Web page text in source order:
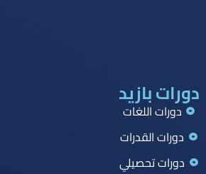
دورات بازيد
دورات اللغات
دورات القدرات
دورات تحصيلي